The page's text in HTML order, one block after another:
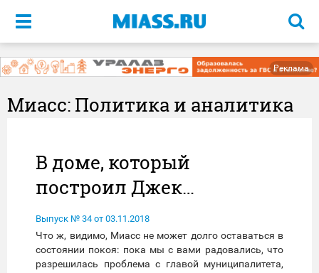
Меню
Реклама
Миасс: Политика и аналитика
В доме, который
построил Джек…
Выпуск № 34 от 03.11.2018
Что ж, видимо, Миасс не может долго оставаться в
состоянии покоя: пока мы с вами радовались, что
разрешилась проблема с главой муниципалитета,